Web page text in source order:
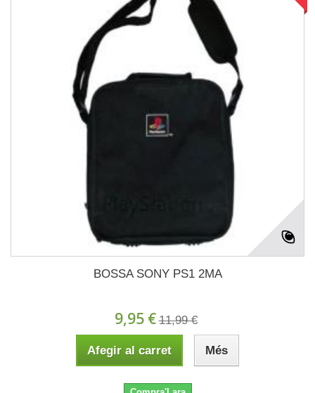
BOSSA SONY PS1 2MA
9,95 € 11,99 €
Afegir al carret Més